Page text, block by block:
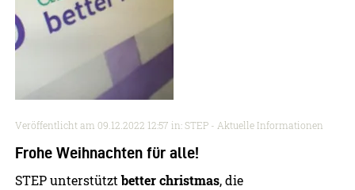
Veröffentlicht am09.12.2022 12:57 in: STEP - Aktuelle Informationen
Frohe Weihnachten für alle!
STEP unterstütztbetter christmas, die